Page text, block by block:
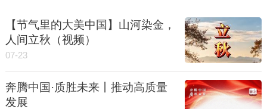
【节气里的大美中国】山河染金，
人间立秋（视频）
07-23
奔腾中国·质胜未来丨推动高质量
发展